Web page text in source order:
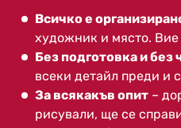
Всичко е
художник и място. Вие
Без подготовка и без
всеки детайл преди и
За всякакъв опит –
рисували, ще се